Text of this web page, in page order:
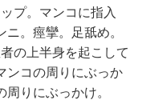
プ。マンコに指入
。痙攣。足舐め。
の上半身を起こして
ンコの周りにぶっか
りにぶっかけ。